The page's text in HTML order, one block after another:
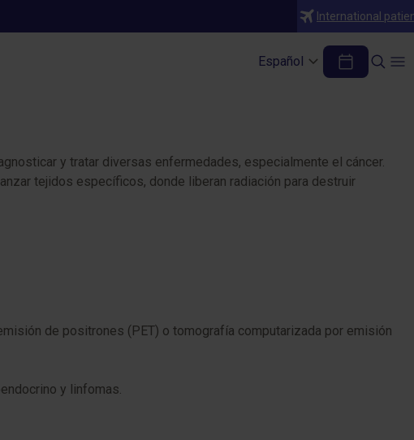
International
Español
nuclear)
y tratar diversas enfermedades, especialmente el cáncer.
tejidos específicos, donde liberan radiación para destruir
de positrones (PET) o tomografía computarizada por emisión
y linfomas.